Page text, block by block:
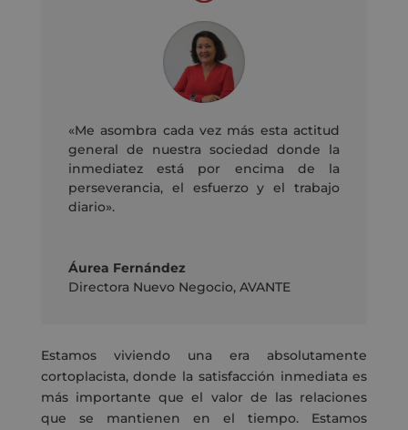
«Me asombra cada vez más esta actitud
general de nuestra sociedad donde la
inmediatez está por encima de la
perseverancia, el esfuerzo y el trabajo
diario».
Áurea Fernández
Directora Nuevo Negocio, AVANTE
Estamos viviendo una era absolutamente
cortoplacista, donde la satisfacción inmediata es
más importante que el valor de las relaciones
que se mantienen en el tiempo. Estamos